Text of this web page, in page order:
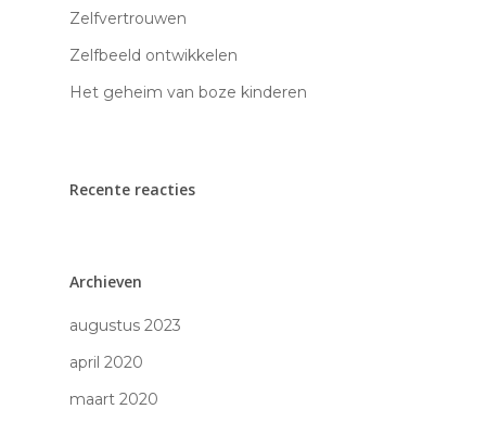
Zelfvertrouwen
Zelfbeeld ontwikkelen
Het geheim van boze kinderen
Recente reacties
Archieven
augustus 2023
april 2020
maart 2020
therapie